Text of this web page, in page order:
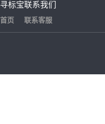
寻标宝
首页
联系我们
联系客服